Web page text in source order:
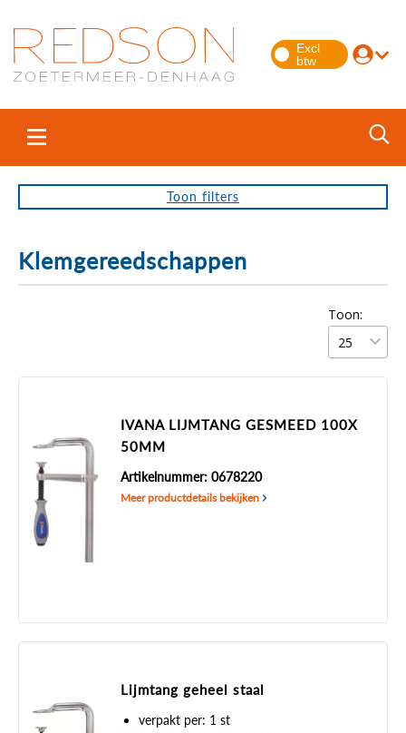
Toon filters
Klemgereedschappen
Toon:
IVANA LIJMTANG GESMEED 100X
50MM
Artikelnummer: 0678220
Meer productdetails bekijken
Lijmtang geheel staal
verpakt per: 1 st